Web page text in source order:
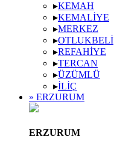
▸KEMAH
▸KEMALIYE
▸MERKEZ
▸OTLUKBELI
▸REFAHIYE
▸TERCAN
▸ÜZÜMLÜ
▸İLIÇ
» ERZURUM
ERZURUM